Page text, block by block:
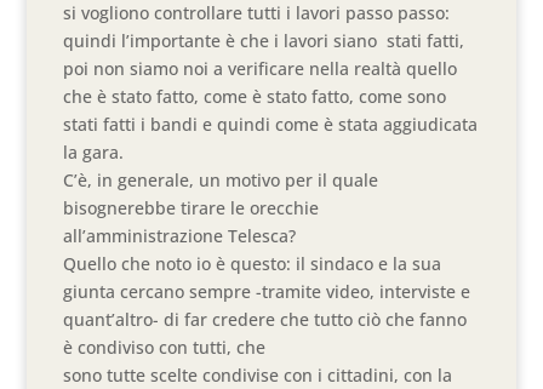
si vogliono controllare tutti i lavori passo passo:
quindi l’importante è che i lavori siano stati fatti,
poi non siamo noi a verificare nella realtà quello
che è stato fatto, come è stato fatto, come sono
stati fatti i bandi e quindi come è stata aggiudicata
la gara.
C’è, in generale, un motivo per il quale
bisognerebbe tirare le orecchie
all’amministrazione Telesca?
Quello che noto io è questo: il sindaco e la sua
giunta cercano sempre -tramite video, interviste e
quant’altro- di far credere che tutto ciò che fanno
è condiviso con tutti, che
sono tutte scelte condivise con i cittadini, con la